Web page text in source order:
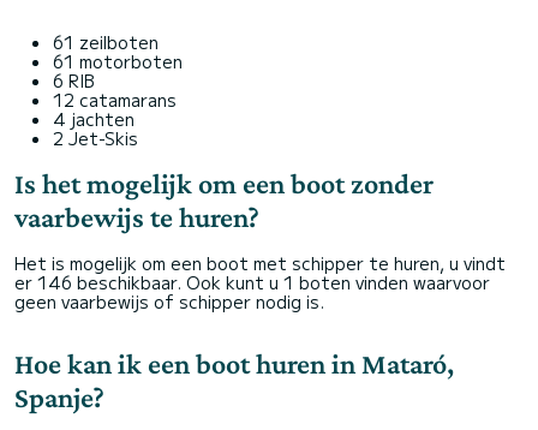
61 zeilboten
61 motorboten
6 RIB
12 catamarans
4 jachten
2 Jet-Skis
Is het mogelijk om een boot zonder
vaarbewijs te huren?
Het is mogelijk om een boot met schipper te huren, u vindt
er 146 beschikbaar. Ook kunt u 1 boten vinden waarvoor
geen vaarbewijs of schipper nodig is.
Hoe kan ik een boot huren in Mataró,
Spanje?